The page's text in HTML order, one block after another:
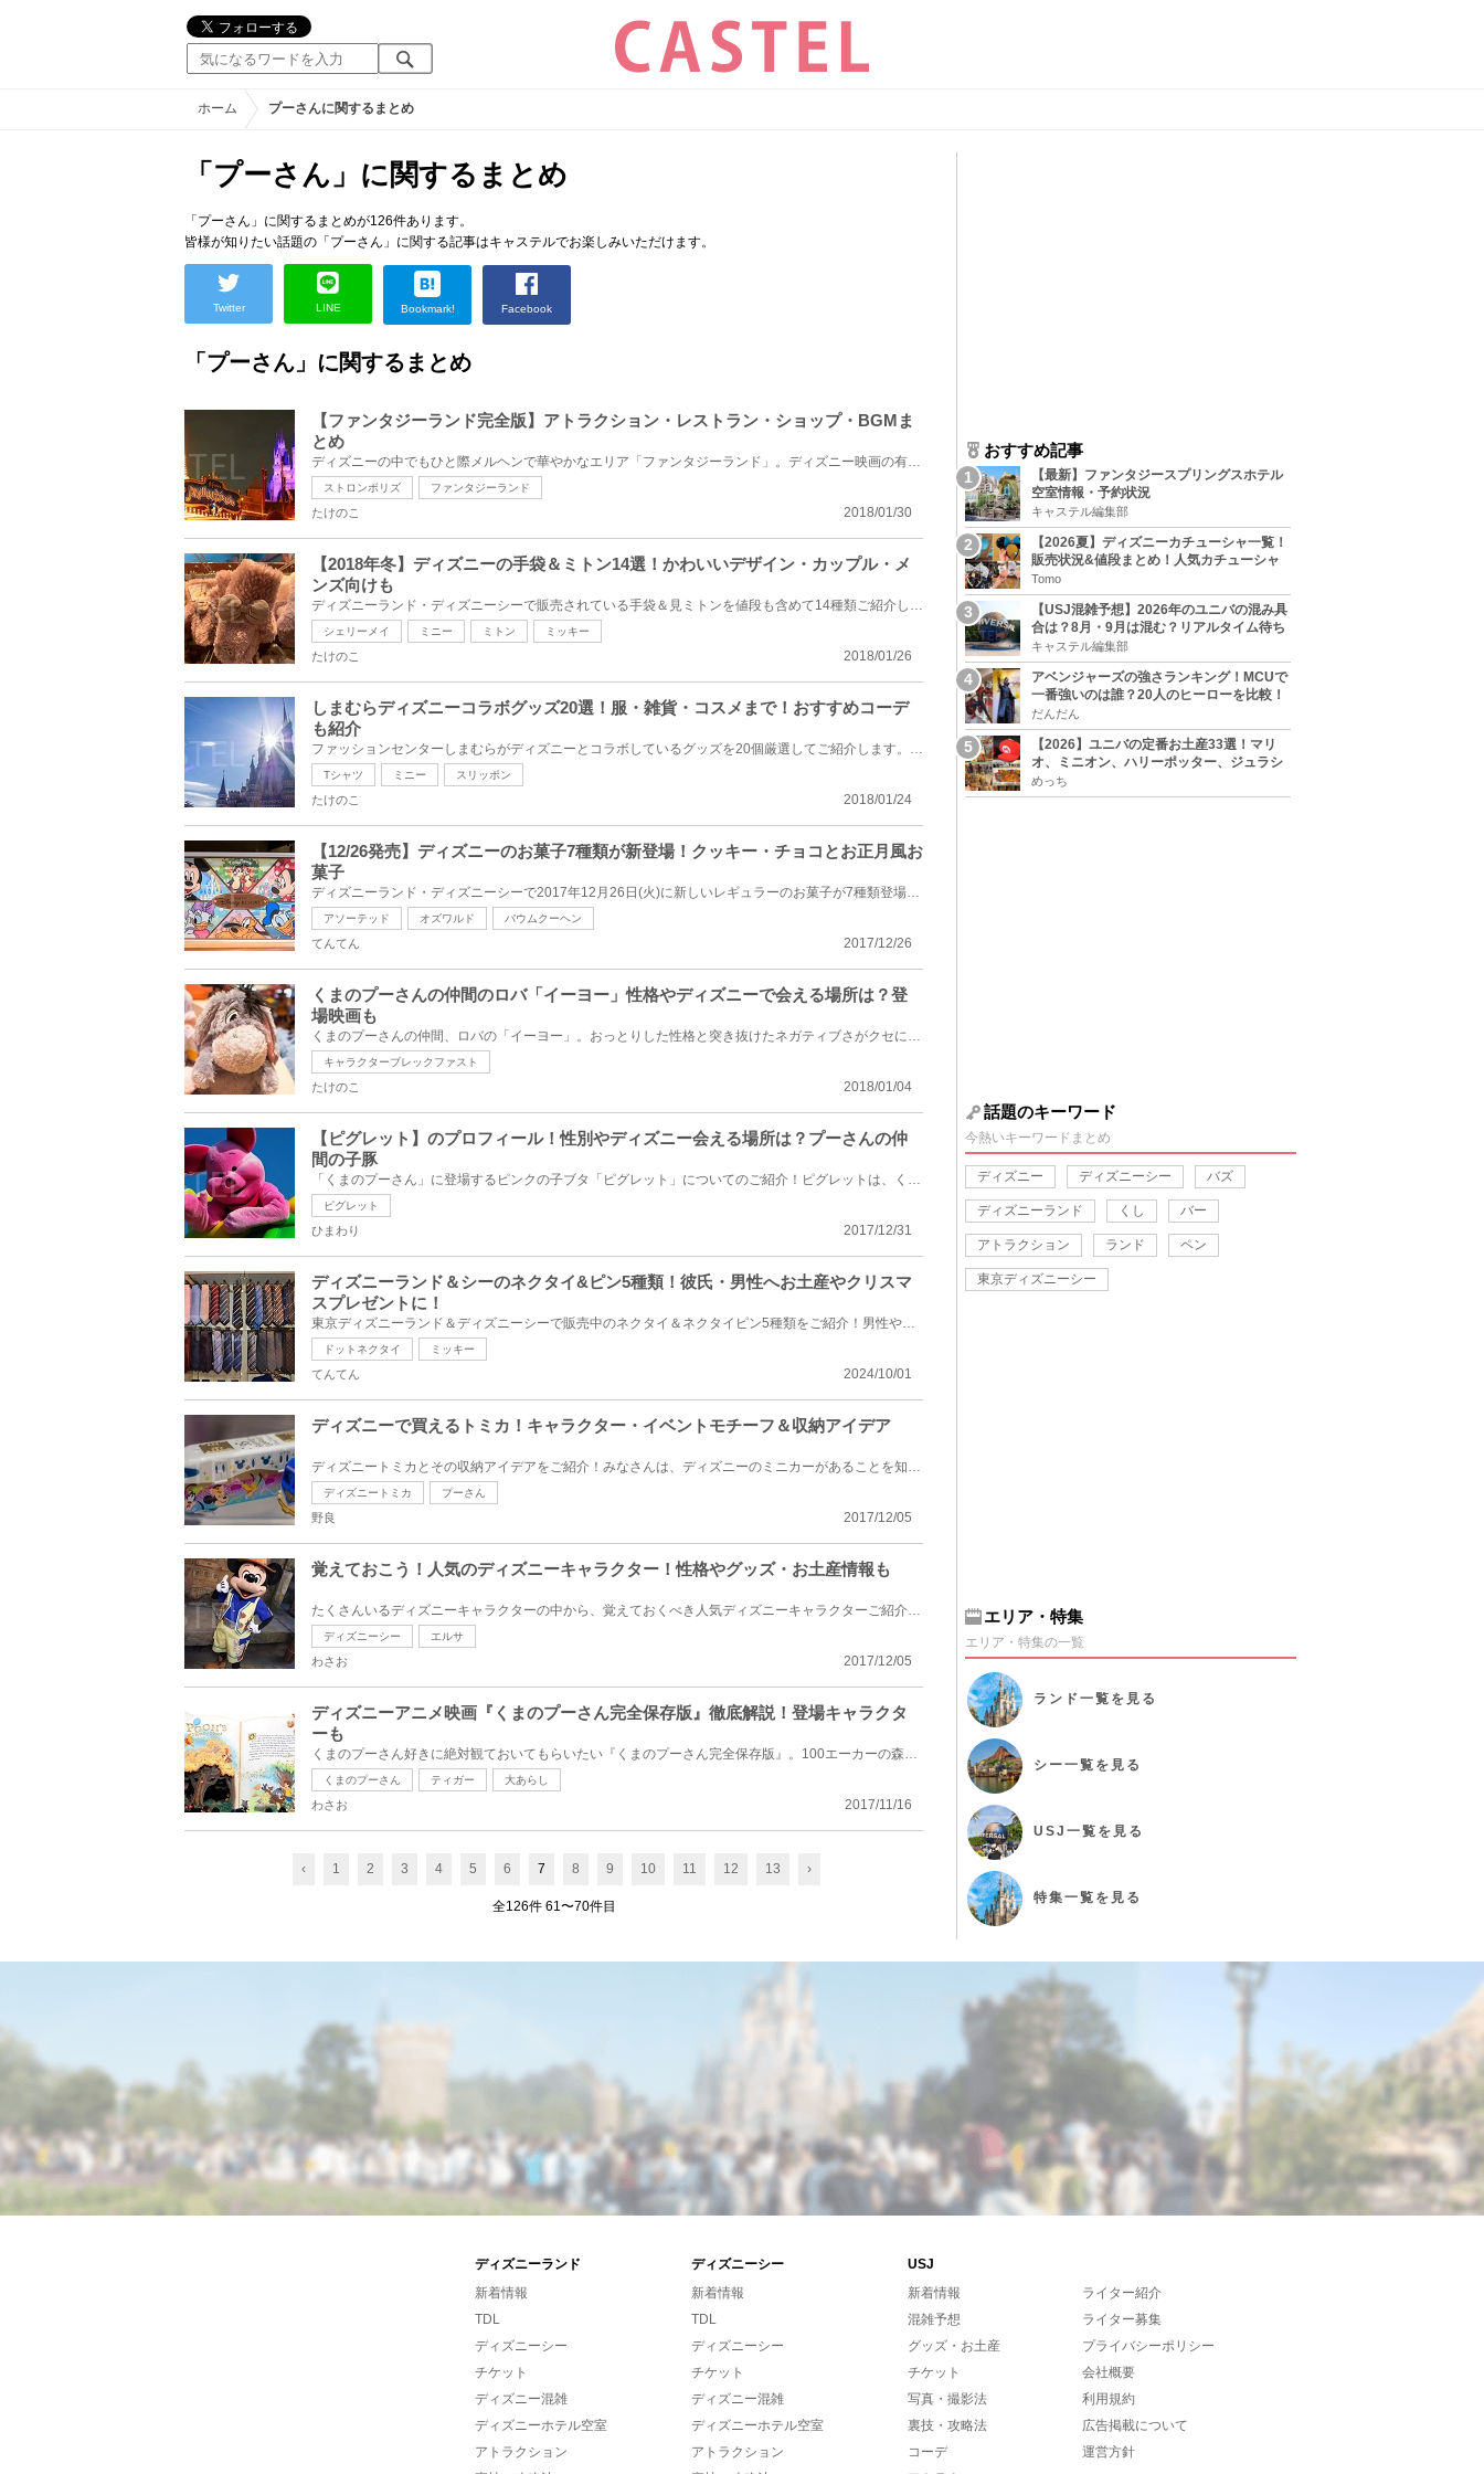
ホーム プーさんに関するまとめ
「プーさん」に関するまとめ
「プーさん」に関するまとめが126件あります。
皆様が知りたい話題の「プーさん」に関する記事はキャステルでお楽しみいただけます。
Twitter LINE Bookmark! Facebook
「プーさん」に関するまとめ
【ファンタジーランド完全版】アトラクション・レストラン・ショップ・BGMま
とめ
ディズニーの中でもひと際メルヘンで華やかなエリア「ファンタジーランド」。ディズニー映画の有名どこ...
ストロンボリズ ファンタジーランド
2018/01/30
たけのこ
【2018年冬】ディズニーの手袋＆ミトン14選！かわいいデザイン・カップル・メ
ンズ向けも
ディズニーランド・ディズニーシーで販売されている手袋＆見ミトンを値段も含めて14種類ご紹介します。...
シェリーメイ ミニー ミトン ミッキー
2018/01/26
たけのこ
しまむらディズニーコラボグッズ20選！服・雑貨・コスメまで！おすすめコーデ
も紹介
ファッションセンターしまむらがディズニーとコラボしているグッズを20個厳選してご紹介します。コスパ...
Tシャツ ミニー スリッポン
2018/01/24
たけのこ
【12/26発売】ディズニーのお菓子7種類が新登場！クッキー・チョコとお正月風お
菓子
ディズニーランド・ディズニーシーで2017年12月26日(火)に新しいレギュラーのお菓子が7種類登場します！...
アソーテッド オズワルド バウムクーヘン
2017/12/26
てんてん
くまのプーさんの仲間のロバ「イーヨー」性格やディズニーで会える場所は？登
場映画も
くまのプーさんの仲間、ロバの「イーヨー」。おっとりした性格と突き抜けたネガティブさがクセになる人...
キャラクターブレックファスト
2018/01/04
たけのこ
【ピグレット】のプロフィール！性別やディズニー会える場所は？プーさんの仲
間の子豚
「くまのプーさん」に登場するピンクの子ブタ「ピグレット」についてのご紹介！ピグレットは、くまのプ...
ピグレット
2017/12/31
ひまわり
ディズニーランド＆シーのネクタイ&ピン5種類！彼氏・男性へお土産やクリスマ
スプレゼントに！
東京ディズニーランド＆ディズニーシーで販売中のネクタイ＆ネクタイピン5種類をご紹介！男性や友達への...
ドットネクタイ ミッキー
2024/10/01
てんてん
ディズニーで買えるトミカ！キャラクター・イベントモチーフ＆収納アイデア
ディズニートミカとその収納アイデアをご紹介！みなさんは、ディズニーのミニカーがあることを知ってい...
ディズニートミカ プーさん
2017/12/05
野良
覚えておこう！人気のディズニーキャラクター！性格やグッズ・お土産情報も
たくさんいるディズニーキャラクターの中から、覚えておくべき人気ディズニーキャラクターご紹介。ディ...
ディズニーシー エルサ
2017/12/05
わさお
ディズニーアニメ映画『くまのプーさん完全保存版』徹底解説！登場キャラクタ
ーも
くまのプーさん好きに絶対観ておいてもらいたい『くまのプーさん完全保存版』。100エーカーの森の仲間た...
くまのプーさん ティガー 大あらし
2017/11/16
わさお
‹ 1 2 3 4 5 6 7 8 9 10 11 12 13 ›
全126件 61〜70件目
おすすめ記事
【最新】ファンタジースプリングスホテル
空室情報・予約状況
キャステル編集部
【2026夏】ディズニーカチューシャ一覧！
販売状況&値段まとめ！人気カチューシャ
をチェック
Tomo
【USJ混雑予想】2026年のユニバの混み具
合は？8月・9月は混む？リアルタイム待ち
時間アプリも
キャステル編集部
アベンジャーズの強さランキング！MCUで
一番強いのは誰？20人のヒーローを比較！
だんだん
【2026】ユニバの定番お土産33選！マリ
オ、ミニオン、ハリーポッター、ジュラシ
ックパーク、セサミ、SINGなどのグッズ情
報
めっち
話題のキーワード
今熱いキーワードまとめ
ディズニー ディズニーシー バズ
ディズニーランド くし バー
アトラクション ランド ペン
東京ディズニーシー
エリア・特集
エリア・特集の一覧
ランド 一覧を見る
シー一覧を見る
USJ 一覧を見る
特集一覧を見る
ディズニーランド ディズニーシー
USJ
新着情報
TDL
ディズニーシー
チケット
ディズニー混雑
ディズニーホテル空室
アトラクション
新着情報
TDL
ディズニーシー
チケット
ディズニー混雑
ディズニーホテル空室
アトラクション
新着情報
混雑予想
グッズ・お土産
チケット
写真・撮影法
裏技・攻略法
コーデ
ライター紹介
ライター募集
プライバシーポリシー
会社概要
利用規約
広告掲載について
運営方針